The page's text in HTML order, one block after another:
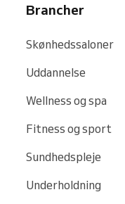
Brancher
Skønhedssaloner
Uddannelse
Wellness og spa
Fitness og sport
Sundhedspleje
Underholdning